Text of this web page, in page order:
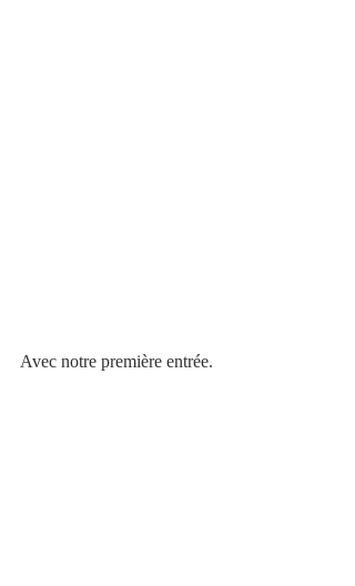
Avec notre première entrée.